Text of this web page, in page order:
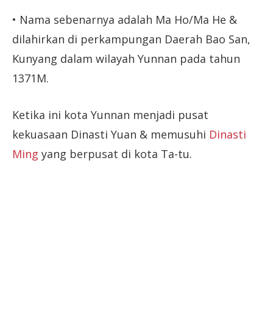
• Nama sebenarnya adalah Ma Ho/Ma He &
dilahirkan di perkampungan Daerah Bao San,
Kunyang dalam wilayah Yunnan pada tahun
1371M.
Ketika ini kota Yunnan menjadi pusat
kekuasaan Dinasti Yuan & memusuhi Dinasti
Ming yang berpusat di kota Ta-tu.